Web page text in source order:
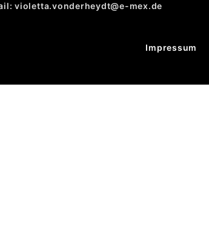
violetta.vonderheydt@e-mex.de
Impressum